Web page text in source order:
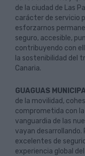
de la ciudad de Las
carácter de servicio
esforzarnos
seguro, accesible,
contribuyendo con
la sostenibilidad del
Canaria.
GUAGUAS
de la movilidad,
comprometida con
vanguardia de las
vayan desarrollando.
excelentes de
experiencia global